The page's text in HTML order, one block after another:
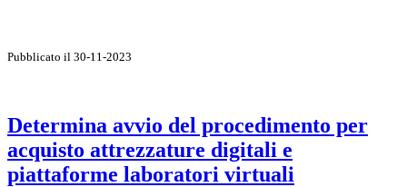
Pubblicato il 30-11-2023
Determina avvio del procedimento per
acquisto attrezzature digitali e
piattaforme laboratori virtuali